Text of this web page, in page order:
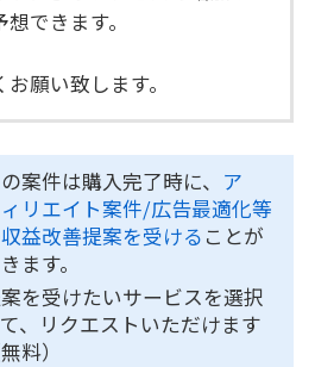
できます。
願い致します。
案件は購入完了時に、 ア
リエイト案件/広告最適化等
益改善提案を受ける ことが
ます。
を受けたいサービスを選択
て、リクエストいただけます
無料）